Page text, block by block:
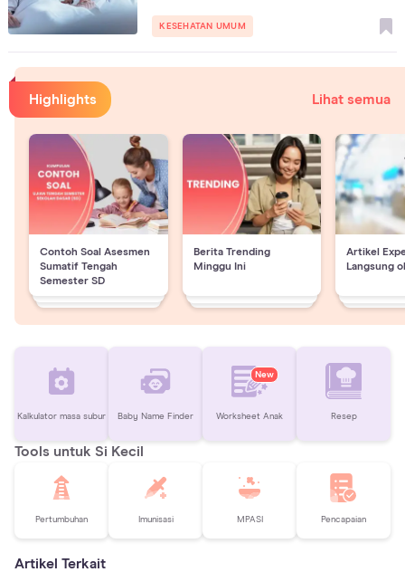
KESEHATAN UMUM
Highlights Lihat semua
Contoh Soal Asesmen
Sumatif Tengah
Semester SD
Berita Trending
Minggu Ini
Artikel
Langsung
Kalkulator masa subur Baby Name Finder
New
Worksheet Anak Resep
Tools untuk Si Kecil
Pertumbuhan Imunisasi MPASI Pencapaian
Artikel Terkait